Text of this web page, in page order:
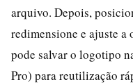
arquivo. Depois,
redimensione e ajuste a
pode salvar o logotipo
Pro) para reutilização